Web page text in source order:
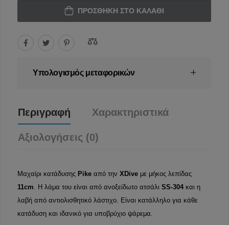
ΠΡΟΣΘΉΚΗ ΣΤΟ ΚΑΛΆΘΙ
Υπολογισμός μεταφορικών
Περιγραφή Χαρακτηριστικά
Αξιολογήσεις (0)
Μαχαίρι κατάδυσης Pike από την XDive με μήκος λεπίδας
11cm. Η λάμα του είναι από ανοξείδωτο ατσάλι SS-304 και η
λαβή από αντιολισθητικό λάστιχο. Είναι κατάλληλο για κάθε
κατάδυση και ιδανικό για υποβρύχιο ψάρεμα.